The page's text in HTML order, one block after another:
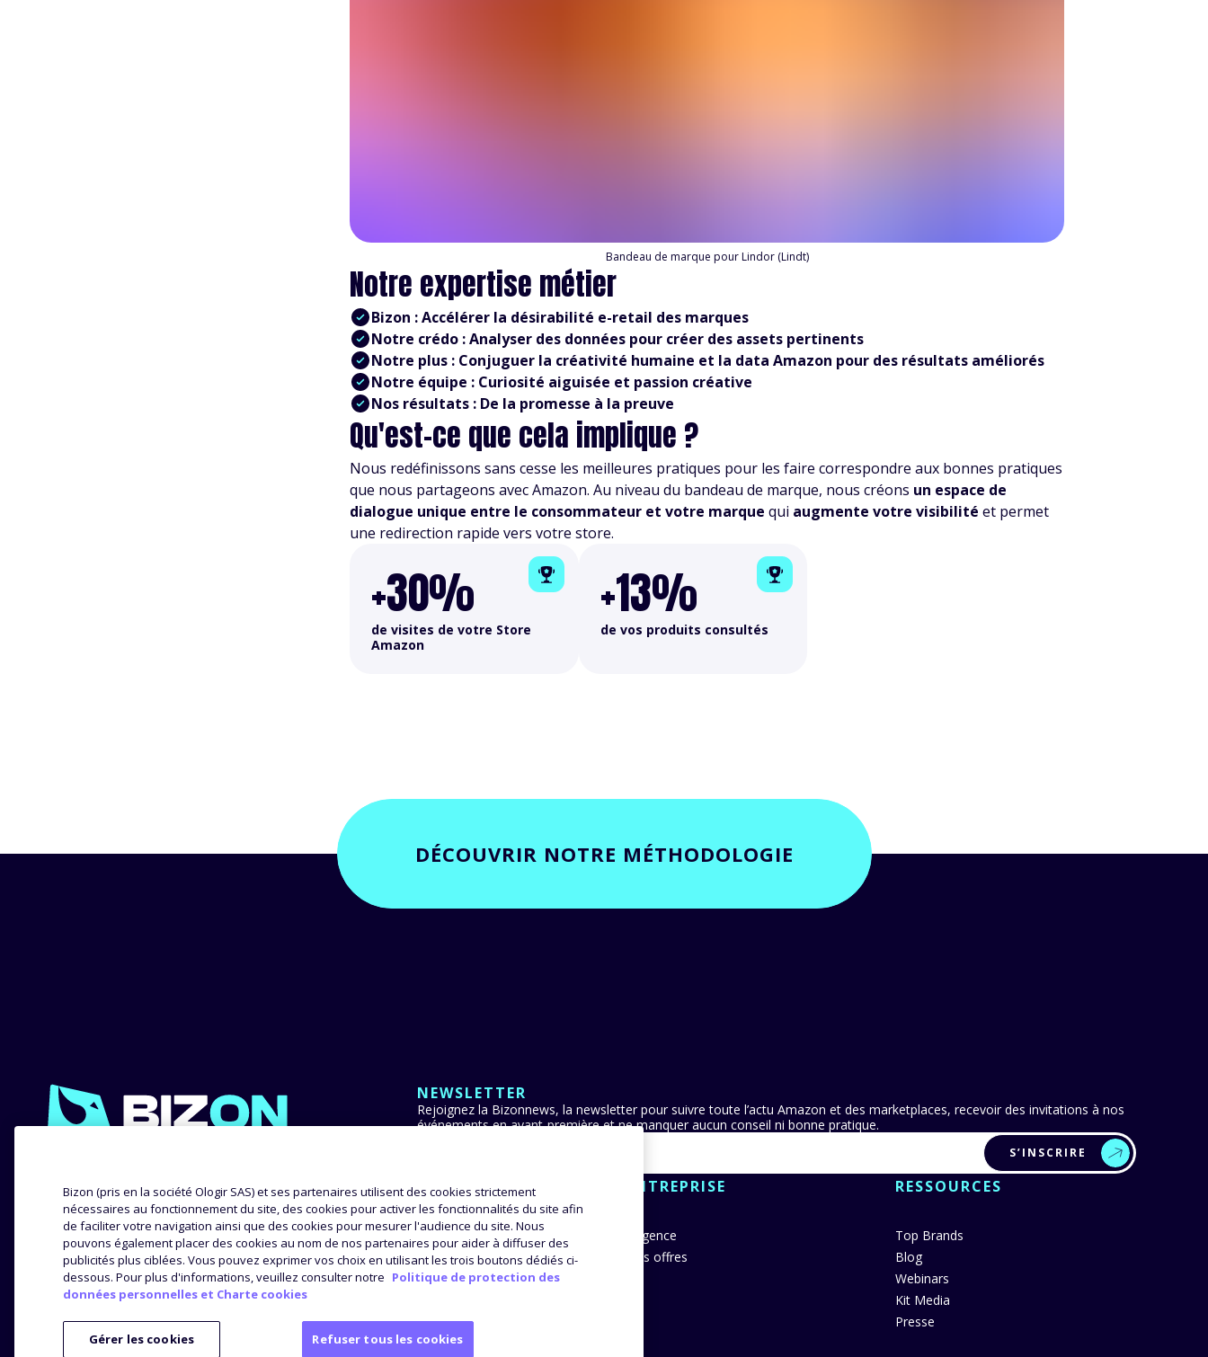
Bandeau de marque pour Lindor (Lindt)
Notre expertise métier
Bizon : Accélérer la désirabilité e-retail des marques
Notre crédo : Analyser des données pour créer des assets pertinents
Notre plus : Conjuguer la créativité humaine et la data Amazon pour des résultats améliorés
Notre équipe : Curiosité aiguisée et passion créative
Nos résultats : De la promesse à la preuve
Qu'est-ce que cela implique ?
Nous redéfinissons sans cesse les meilleures pratiques pour les faire correspondre aux bonnes pratiques
que nous partageons avec Amazon. Au niveau du bandeau de marque, nous créons un espace de
dialogue unique entre le consommateur et votre marque qui augmente votre visibilité et permet
une redirection rapide vers votre store.
+30%
de visites de votre Store
Amazon
+13%
de vos produits consultés
DÉCOUVRIR NOTRE MÉTHODOLOGIE
NEWSLETTER
Rejoignez la Bizonnews, la newsletter pour suivre toute l’actu Amazon et des marketplaces, recevoir des invitations à nos
événements en avant-première et ne manquer aucun conseil ni bonne pratique.
S’INSCRIRE
EXPERTISE
Méthodologie
Distribution
Analyse produit
NOS CLIENTS
Success stories
Avis et témoignages
ENTREPRISE
L’agence
Nos offres
RESSOURCES
Top Brands
Blog
Webinars
Kit Media
Presse
Bizon (pris en la société Ologir SAS) et ses partenaires utilisent des cookies strictement
nécessaires au fonctionnement du site, des cookies pour activer les fonctionnalités du site afin
de faciliter votre navigation ainsi que des cookies pour mesurer l'audience du site. Nous
pouvons également placer des cookies au nom de nos partenaires pour aider à diffuser des
publicités plus ciblées. Vous pouvez exprimer vos choix en utilisant les trois boutons dédiés ci-
dessous. Pour plus d'informations, veuillez consulter notre Politique de protection des
données personnelles et Charte cookies
Gérer les cookies Refuser tous les cookies